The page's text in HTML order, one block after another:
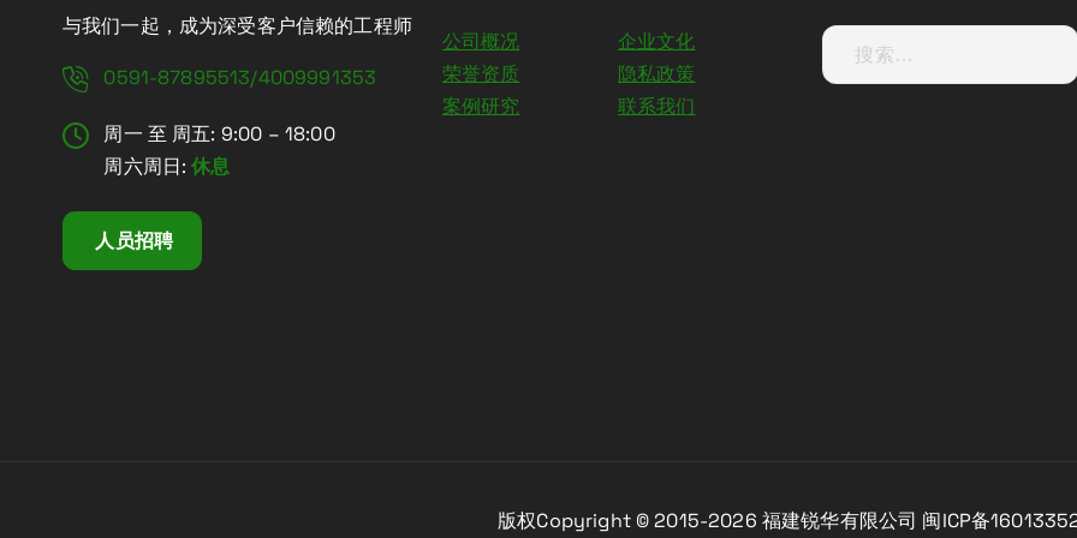
与我们一起，成为深受客户信赖的工程师
0591-87895513/4009991353
周一 至 周五: 9:00 – 18:00
周六周日:休息
人员招聘
公司概况
企业文化
荣誉资质
隐私政策
案例研究
联系我们
版权Copyright © 2015-2026 福建锐华有限公司 闽ICP备